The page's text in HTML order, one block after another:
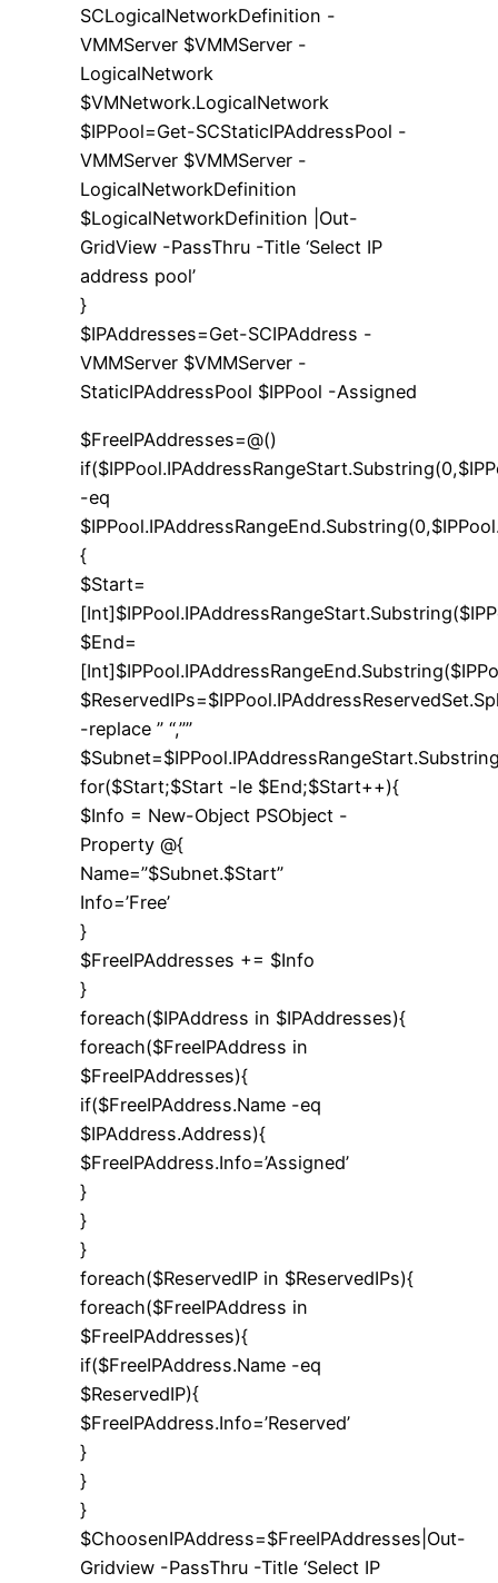
SCLogicalNetworkDefinition -
VMMServer $VMMServer -
LogicalNetwork
$VMNetwork.LogicalNetwork
$IPPool=Get-SCStaticIPAddressPool -
VMMServer $VMMServer -
LogicalNetworkDefinition
$LogicalNetworkDefinition |Out-
GridView -PassThru -Title ‘Select IP
address pool’
}
$IPAddresses=Get-SCIPAddress -
VMMServer $VMMServer -
StaticIPAddressPool $IPPool -Assigned
$FreeIPAddresses=@()
-eq
{
$Start=
$End=
-replace ” “,””
for($Start;$Start -le $End;$Start++){
$Info = New-Object PSObject -
Property @{
Name=”$Subnet.$Start”
Info=’Free’
}
$FreeIPAddresses += $Info
}
foreach($IPAddress in $IPAddresses){
foreach($FreeIPAddress in
$FreeIPAddresses){
if($FreeIPAddress.Name -eq
$IPAddress.Address){
$FreeIPAddress.Info=’Assigned’
}
}
}
foreach($ReservedIP in $ReservedIPs){
foreach($FreeIPAddress in
$FreeIPAddresses){
if($FreeIPAddress.Name -eq
$ReservedIP){
$FreeIPAddress.Info=’Reserved’
}
}
}
$ChoosenIPAddress=$FreeIPAddresses|Out-
Gridview -PassThru -Title ‘Select IP